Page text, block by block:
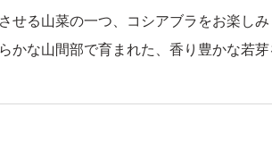
せる山菜の一つ、コシアブラをお楽しみ
かな山間部で育まれた、香り豊かな若
の芽に似た上品な風味で、爽やかな香り